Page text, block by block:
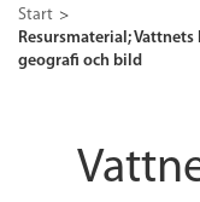
Start
Resursmaterial;
geografi och bild